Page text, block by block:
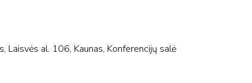
al. 106, Kaunas, Konferencijų salė